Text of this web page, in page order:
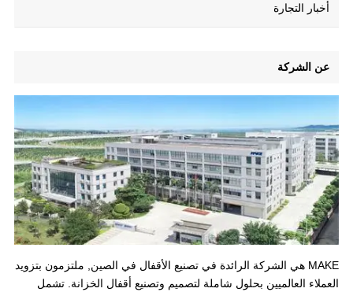
أخبار التجارة
عن الشركة
MAKE هي الشركة الرائدة في تصنيع الأقفال في الصين, ملتزمون بتزويد
العملاء العالميين بحلول شاملة لتصميم وتصنيع أقفال الخزانة. تشمل